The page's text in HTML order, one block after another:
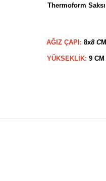
Thermoform Saksı
AĞIZ ÇAPI: 8x8 CM
YÜKSEKLİK: 9 CM